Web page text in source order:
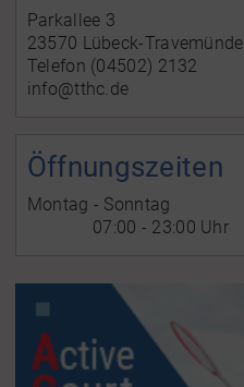
Parkallee 3
23570 Lübeck-Travemünde
Telefon (04502) 2132
info@tthc.de
Öffnungszeiten
Montag - Sonntag
07:00 - 23:00 Uhr